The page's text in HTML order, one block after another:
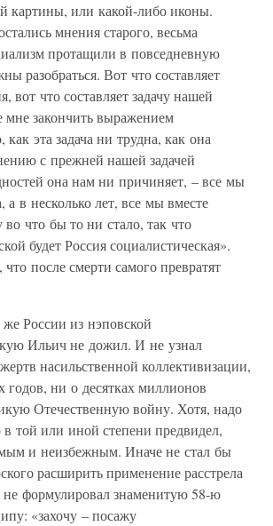
картины, или какой-либо иконы.
мнения старого, весьма
протащили в повседневную
разобраться. Вот что составляет
вот что составляет задачу нашей
мне закончить выражением
как эта задача ни трудна, как она
с прежней нашей задачей
она нам ни причиняет, – все мы
а в несколько лет, все мы вместе
во что бы то ни стало, так что
будет Россия социалистическая».
после смерти самого превратят
России из нэповской
Ильич не дожил. И не узнал
насильственной коллективизации,
годов, ни о десятках миллионов
Отечественную войну. Хотя, надо
в той или иной степени предвидел,
и неизбежным. Иначе не стал бы
расширить применение расстрела
не формулировал знаменитую 58-ю
«захочу – посажу